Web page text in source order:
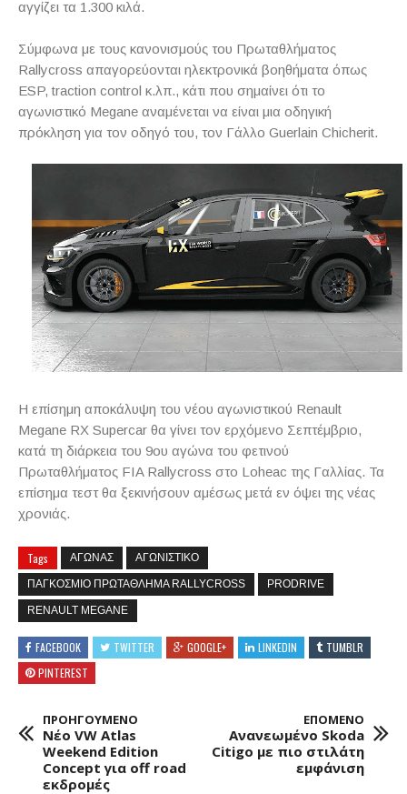
αγγίζει τα 1.300 κιλά.
Σύμφωνα με τους κανονισμούς του Πρωταθλήματος
Rallycross απαγορεύονται ηλεκτρονικά βοηθήματα όπως
ESP, traction control κ.λπ., κάτι που σημαίνει ότι το
αγωνιστικό Megane αναμένεται να είναι μια οδηγική
πρόκληση για τον οδηγό του, τον Γάλλο Guerlain Chicherit.
Η επίσημη αποκάλυψη του νέου αγωνιστικού Renault
Megane RX Supercar θα γίνει τον ερχόμενο Σεπτέμβριο,
κατά τη διάρκεια του 9ου αγώνα του φετινού
Πρωταθλήματος FIA Rallycross στο Loheac της Γαλλίας. Τα
επίσημα τεστ θα ξεκινήσουν αμέσως μετά εν όψει της νέας
χρονιάς.
Tags ΑΓΩΝΑΣ ΑΓΩΝΙΣΤΙΚΟ
ΠΑΓΚΟΣΜΙΟ ΠΡΩΤΑΘΛΗΜΑ RALLYCROSS PRODRIVE
RENAULT MEGANE
FACEBOOK TWITTER GOOGLE+ LINKEDIN
TUMBLR
PINTEREST
ΠΡΟΗΓΟΥΜΕΝΟ
Νέο VW Atlas
Weekend Edition
Concept για off road
εκδρομές
ΕΠΟΜΕΝΟ
Ανανεωμένο Skoda
Citigo με πιο στιλάτη
εμφάνιση